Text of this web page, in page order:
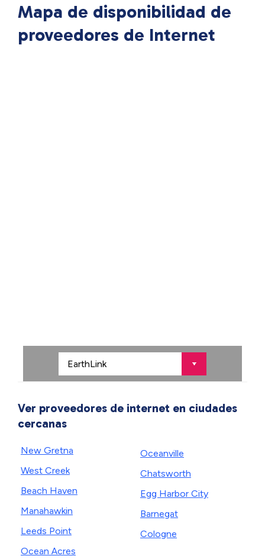
Mapa de disponibilidad de
proveedores de Internet
Ver proveedores de internet en ciudades
cercanas
New Gretna
West Creek
Beach Haven
Manahawkin
Leeds Point
Ocean Acres
Oceanville
Chatsworth
Egg Harbor City
Barnegat
Cologne